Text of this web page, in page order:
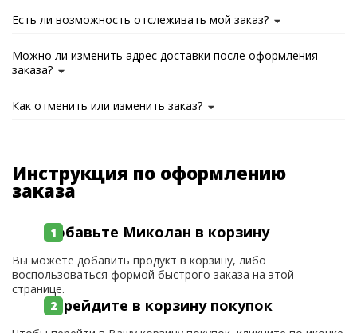
Есть ли возможность отслеживать мой заказ?
Можно ли изменить адрес доставки после оформления
заказа?
Как отменить или изменить заказ?
Инструкция по оформлению
заказа
Добавьте Миколан в корзину
Вы можете добавить продукт в корзину, либо
воспользоваться формой быстрого заказа на этой
странице.
Перейдите в корзину покупок